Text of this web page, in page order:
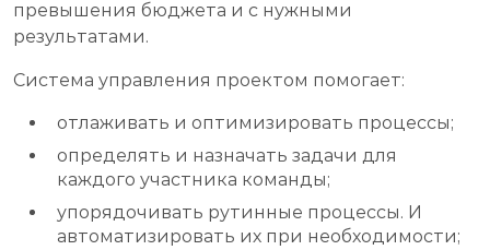
превышения бюджета и с нужными
результатами.
Система управления проектом помогает:
отлаживать и оптимизировать процессы;
определять и назначать задачи для
каждого участника команды;
упорядочивать рутинные процессы. И
автоматизировать их при необходимости;